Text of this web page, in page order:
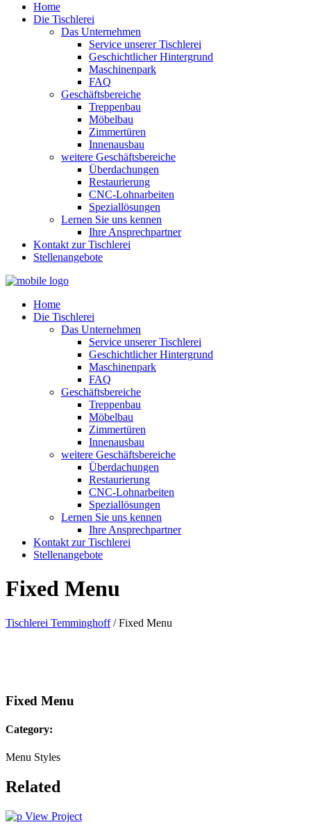
Home
Die Tischlerei
Das Unternehmen
Service unserer Tischlerei
Geschichtlicher Hintergrund
Maschinenpark
FAQ
Geschäftsbereiche
Treppenbau
Möbelbau
Zimmertüren
Innenausbau
weitere Geschäftsbereiche
Überdachungen
Restaurierung
CNC-Lohnarbeiten
Speziallösungen
Lernen Sie uns kennen
Ihre Ansprechpartner
Kontakt zur Tischlerei
Stellenangebote
Home
Die Tischlerei
Das Unternehmen
Service unserer Tischlerei
Geschichtlicher Hintergrund
Maschinenpark
FAQ
Geschäftsbereiche
Treppenbau
Möbelbau
Zimmertüren
Innenausbau
weitere Geschäftsbereiche
Überdachungen
Restaurierung
CNC-Lohnarbeiten
Speziallösungen
Lernen Sie uns kennen
Ihre Ansprechpartner
Kontakt zur Tischlerei
Stellenangebote
Fixed Menu
Tischlerei Temminghoff/Fixed Menu
Fixed Menu
Category:
Menu Styles
Related
View Project